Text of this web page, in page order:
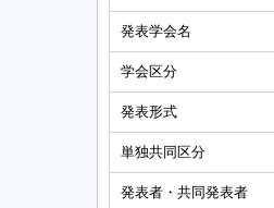
発表学会名
学会区分
発表形式
単独共同区分
発表者・共同発表者